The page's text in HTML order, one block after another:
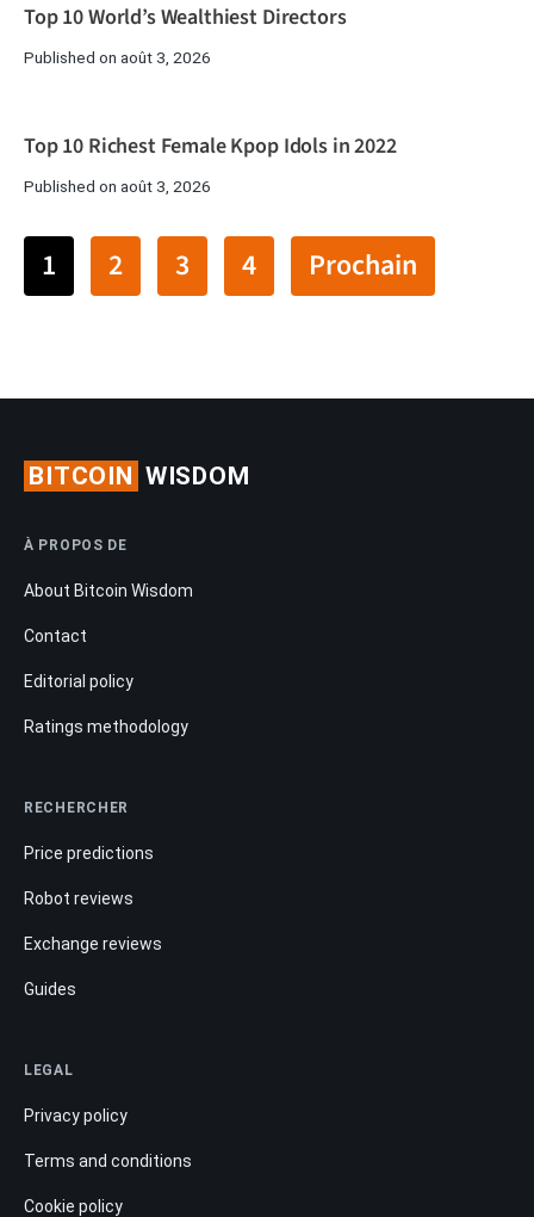
Top 10 World’s Wealthiest Directors
Published on août 3, 2026
Top 10 Richest Female Kpop Idols in 2022
Published on août 3, 2026
1 2 3 4 Prochain
BITCOIN WISDOM
À PROPOS DE
About Bitcoin Wisdom
Contact
Editorial policy
Ratings methodology
RECHERCHER
Price predictions
Robot reviews
Exchange reviews
Guides
LEGAL
Privacy policy
Terms and conditions
Cookie policy